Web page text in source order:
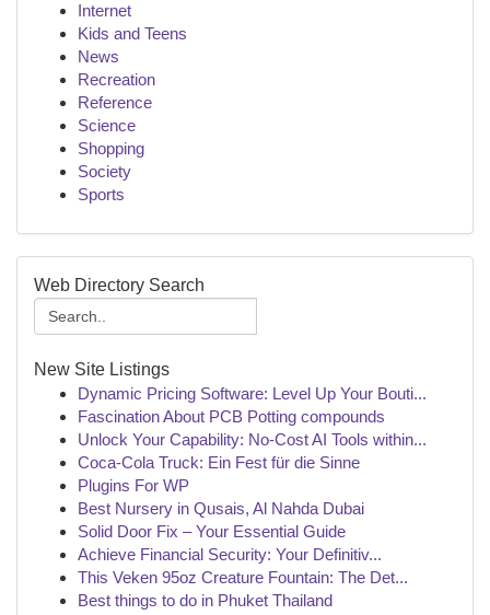
Internet
Kids and Teens
News
Recreation
Reference
Science
Shopping
Society
Sports
Web Directory Search
New Site Listings
Dynamic Pricing Software: Level Up Your Bouti...
Fascination About PCB Potting compounds
Unlock Your Capability: No-Cost AI Tools within...
Coca-Cola Truck: Ein Fest für die Sinne
Plugins For WP
Best Nursery in Qusais, Al Nahda Dubai
Solid Door Fix – Your Essential Guide
Achieve Financial Security: Your Definitiv...
This Veken 95oz Creature Fountain: The Det...
Best things to do in Phuket Thailand